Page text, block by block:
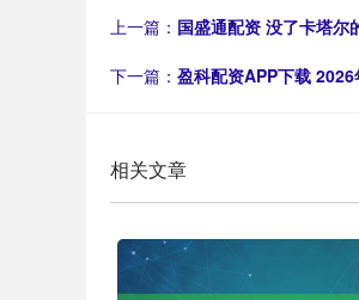
上一篇： 国盛通配资 没了卡塔
下一篇： 盈科配资APP下载
相关文章